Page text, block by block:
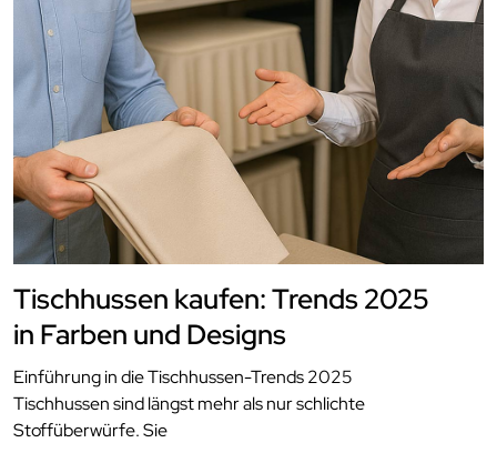
Tischhussen kaufen: Trends 2025
in Farben und Designs
Einführung in die Tischhussen-Trends 2025
Tischhussen sind längst mehr als nur schlichte
Stoffüberwürfe. Sie